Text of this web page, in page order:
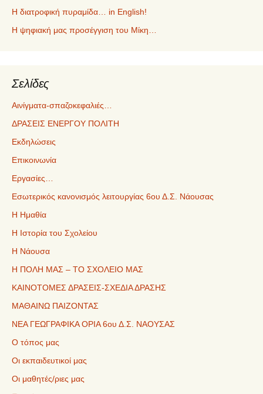
Η διατροφική πυραμίδα… in English!
Η ψηφιακή μας προσέγγιση του Μίκη…
Σελίδες
Αινίγματα-σπαζοκεφαλιές…
ΔΡΑΣΕΙΣ ΕΝΕΡΓΟΥ ΠΟΛΙΤΗ
Εκδηλώσεις
Επικοινωνία
Εργασίες…
Εσωτερικός κανονισμός λειτουργίας 6ου Δ.Σ. Νάουσας
Η Ημαθία
Η Ιστορία του Σχολείου
Η Νάουσα
Η ΠΟΛΗ ΜΑΣ – ΤΟ ΣΧΟΛΕΙΟ ΜΑΣ
ΚΑΙΝΟΤΟΜΕΣ ΔΡΑΣΕΙΣ-ΣΧΕΔΙΑ ΔΡΑΣΗΣ
ΜΑΘΑΙΝΩ ΠΑΙΖΟΝΤΑΣ
ΝΕΑ ΓΕΩΓΡΑΦΙΚΑ ΟΡΙΑ 6ου Δ.Σ. ΝΑΟΥΣΑΣ
Ο τόπος μας
Οι εκπαιδευτικοί μας
Οι μαθητές/ριες μας